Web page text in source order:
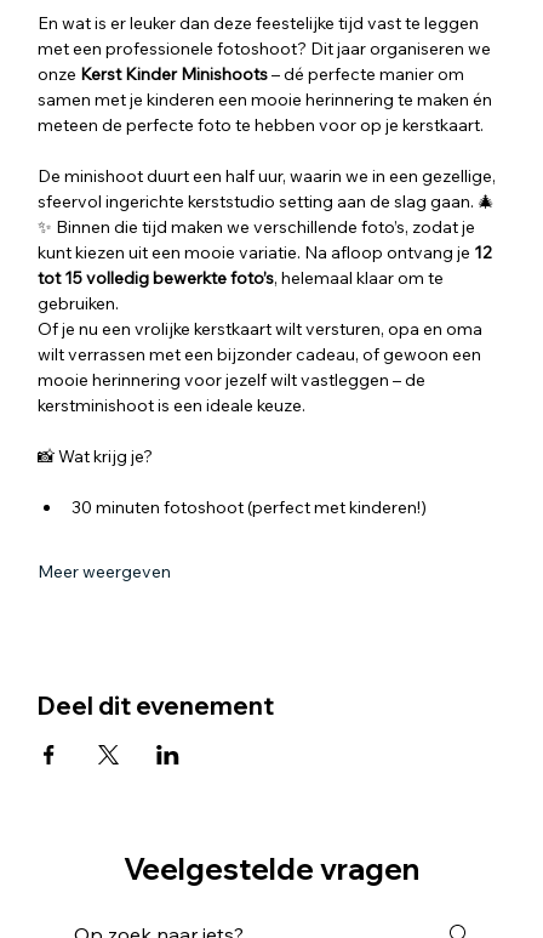
Veelgestelde vragen
En wat is er leuker dan deze feestelijke tijd vast te leggen
met een professionele fotoshoot? Dit jaar organiseren we
onze Kerst Kinder Minishoots – dé perfecte manier om
samen met je kinderen een mooie herinnering te maken én
meteen de perfecte foto te hebben voor op je kerstkaart.
De minishoot duurt een half uur, waarin we in een gezellige,
sfeervol ingerichte kerststudio setting aan de slag gaan. 🎄
✨ Binnen die tijd maken we verschillende foto’s, zodat je
kunt kiezen uit een mooie variatie. Na afloop ontvang je 12
tot 15 volledig bewerkte foto’s, helemaal klaar om te
gebruiken.
Of je nu een vrolijke kerstkaart wilt versturen, opa en oma
wilt verrassen met een bijzonder cadeau, of gewoon een
mooie herinnering voor jezelf wilt vastleggen – de
kerstminishoot is een ideale keuze.
📸 Wat krijg je?
30 minuten fotoshoot (perfect met kinderen!)
Meer weergeven
Deel dit evenement